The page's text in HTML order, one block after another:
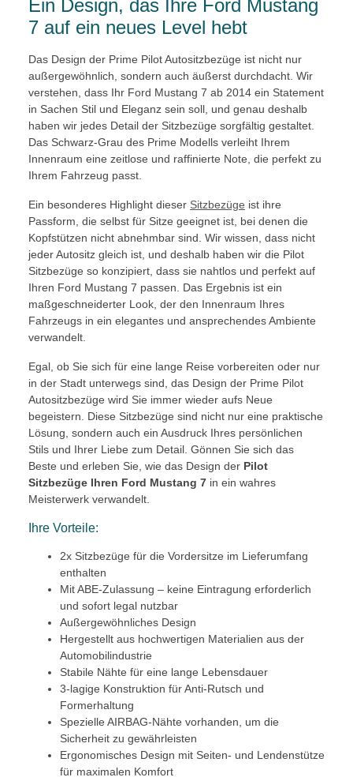
Ein Design, das Ihre Ford Mustang
7 auf ein neues Level hebt
Das Design der Prime Pilot Autositzbezüge ist nicht nur
außergewöhnlich, sondern auch äußerst durchdacht. Wir
verstehen, dass Ihr Ford Mustang 7 ab 2014 ein Statement
in Sachen Stil und Eleganz sein soll, und genau deshalb
haben wir jedes Detail der Sitzbezüge sorgfältig gestaltet.
Das Schwarz-Grau des Prime Modells verleiht Ihrem
Innenraum eine zeitlose und raffinierte Note, die perfekt zu
Ihrem Fahrzeug passt.
Ein besonderes Highlight dieser Sitzbezüge ist ihre
Passform, die selbst für Sitze geeignet ist, bei denen die
Kopfstützen nicht abnehmbar sind. Wir wissen, dass nicht
jeder Autositz gleich ist, und deshalb haben wir die Pilot
Sitzbezüge so konzipiert, dass sie nahtlos und perfekt auf
Ihren Ford Mustang 7 passen. Das Ergebnis ist ein
maßgeschneiderter Look, der den Innenraum Ihres
Fahrzeugs in ein elegantes und ansprechendes Ambiente
verwandelt.
Egal, ob Sie sich für eine lange Reise vorbereiten oder nur
in der Stadt unterwegs sind, das Design der Prime Pilot
Autositzbezüge wird Sie immer wieder aufs Neue
begeistern. Diese Sitzbezüge sind nicht nur eine praktische
Lösung, sondern auch ein Ausdruck Ihres persönlichen
Stils und Ihrer Liebe zum Detail. Gönnen Sie sich das
Beste und erleben Sie, wie das Design der Pilot
Sitzbezüge Ihren Ford Mustang 7 in ein wahres
Meisterwerk verwandelt.
Ihre Vorteile:
2x Sitzbezüge für die Vordersitze im Lieferumfang
enthalten
Mit ABE-Zulassung – keine Eintragung erforderlich
und sofort legal nutzbar
Außergewöhnliches Design
Hergestellt aus hochwertigen Materialien aus der
Automobilindustrie
Stabile Nähte für eine lange Lebensdauer
3-lagige Konstruktion für Anti-Rutsch und
Formerhaltung
Spezielle AIRBAG-Nähte vorhanden, um die
Sicherheit zu gewährleisten
Ergonomisches Design mit Seiten- und Lendenstütze
für maximalen Komfort